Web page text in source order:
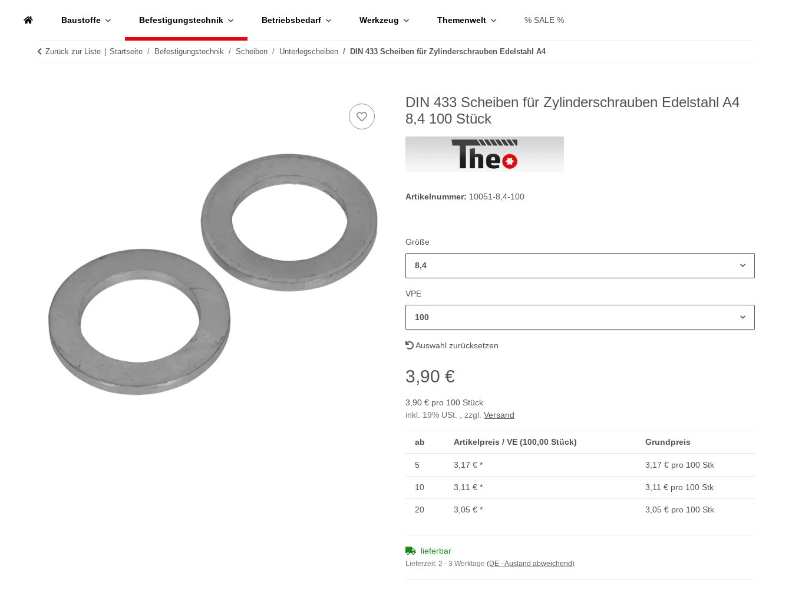
Baustoffe Befestigungstechnik Betriebsbedarf Werkzeug Themenwelt % SALE %
Zurück zur Liste Startseite Befestigungstechnik Scheiben Unterlegscheiben DIN 433 Scheiben für Zylinderschrauben Edelstahl A4
DIN 433 Scheiben für Zylinderschrauben Edelstahl A4
8,4 100 Stück
Artikelnummer: 10051-8,4-100
Größe
8,4
VPE
100
Auswahl zurücksetzen
3,90 €
3,90 € pro 100 Stück
inkl. 19% USt. , zzgl. Versand
ab Artikelpreis / VE (100,00 Stück) Grundpreis
5 3,17 € * 3,17 € pro 100 Stk
10 3,11 € * 3,11 € pro 100 Stk
20 3,05 € * 3,05 € pro 100 Stk
lieferbar
Lieferzeit: 2 - 3 Werktage (DE - Ausland abweichend)